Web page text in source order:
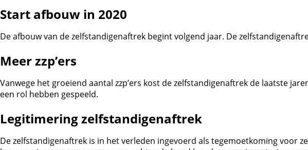
Start afbouw in 2020
De afbouw van de zelfstandigenaftrek begint volgend jaar. De
Meer zzp’ers
Vanwege het groeiend aantal zzp’ers kost de zelfstandigenaftrek de laatste
een rol hebben gespeeld.
Legitimering zelfstandigenaftrek
De zelfstandigenaftrek is in het verleden ingevoerd als tegemoetkoming voor